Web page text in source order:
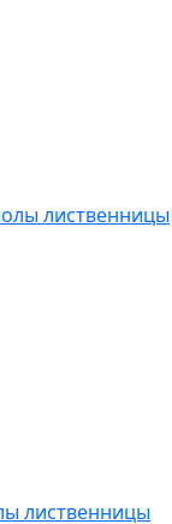
лиственницы